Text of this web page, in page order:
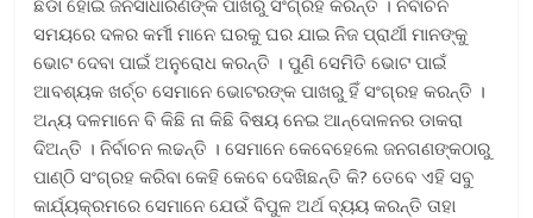
ସମୟରେ ଦଳର କର୍ମୀ ମାନେ ଘରକୁ ଘର ଯାଇ ନିଜ ପ୍ରାର୍ଥୀ ମାନଙ୍କୁ
ଭୋଟ ଦେବା ପାଇଁ ଅନୁରୋଧ କରନ୍ତି । ପୁଣି ସେମିତି ଭୋଟ ପାଇଁ
ଆବଶ୍ୟକ ଖର୍ଚ୍ଚ ସେମାନେ ଭୋଟରଙ୍କ ପାଖରୁ ହିଁ ସଂଗ୍ରହ କରନ୍ତି ।
ଅନ୍ୟ ଦଳମାନେ ବି କିଛି ନା କିଛି ବିଷୟ ନେଇ ଆନ୍ଦୋଳନର ଡାକରା
ଦିଅନ୍ତି । ନିର୍ବାଚନ ଲଢନ୍ତି । ସେମାନେ କେବେହେଲେ ଜନଗଣଙ୍କଠାରୁ
ପାଣ୍ଠି ସଂଗ୍ରହ କରିବା କେହି କେବେ ଦେଖିଛନ୍ତି କି? ତେବେ ଏହି ସବୁ
କାର୍ଯ୍ୟକ୍ରମରେ ସେମାନେ ଯେଉଁ ବିପୁଳ ଅର୍ଥ ବ୍ୟୟ କରନ୍ତି ତାହା